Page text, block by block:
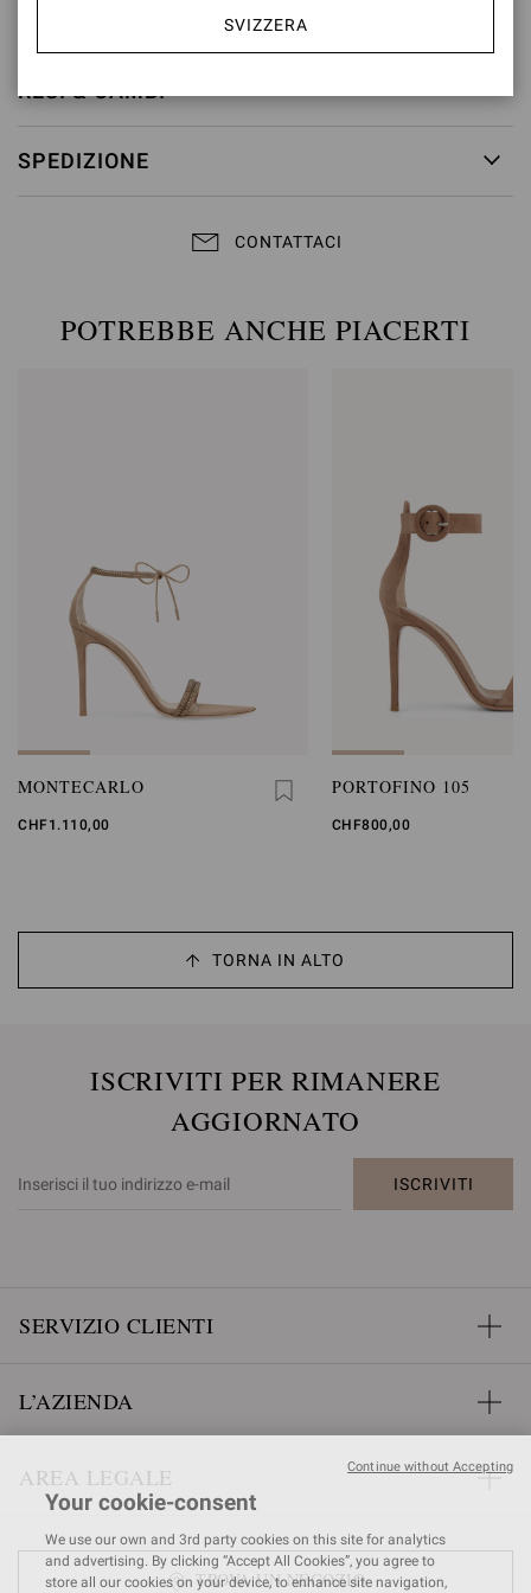
RESI & CAMBI
SPEDIZIONE
CONTATTACI
POTREBBE ANCHE PIACERTI
MONTECARLO
CHF1.110,00
PORTOFINO 105
CHF800,00
TORNA IN ALTO
ISCRIVITI PER RIMANERE
AGGIORNATO
ISCRIVITI
SERVIZIO CLIENTI
L’AZIENDA
AREA LEGALE
TROVA UN NEGOZIO
SVIZZERA
Your cookie-consent
We use our own and 3rd party cookies on this site for analytics
and advertising. By clicking “Accept All Cookies”, you agree to
store all our cookies on your device, to enhance site navigation,
Continue without Accepting